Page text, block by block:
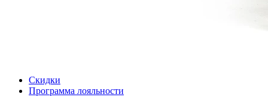
Скидки
Программа лояльности